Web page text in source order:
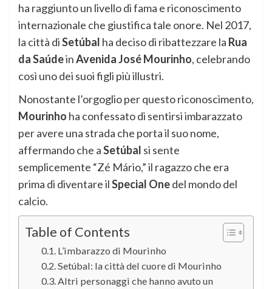
ha raggiunto un livello di fama e riconoscimento
internazionale che giustifica tale onore. Nel 2017,
la città diSetúbal ha deciso di ribattezzare la Rua
da SaúdeinAvenida José Mourinho, celebrando
così uno dei suoi figli più illustri.
Nonostante l’orgoglio per questo riconoscimento,
Mourinho ha confessato di sentirsi imbarazzato
per avere una strada che porta il suo nome,
affermando che aSetúbal si sente
semplicemente “Zé Mário,” il ragazzo che era
prima di diventare ilSpecial Onedel mondo del
calcio.
Table of Contents
L’imbarazzo di Mourinho
Setúbal: la città del cuore di Mourinho
Altri personaggi che hanno avuto un